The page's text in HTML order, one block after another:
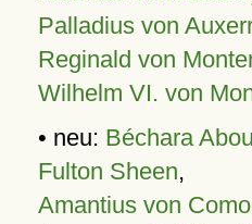
Palladius von
Reginald von
Wilhelm VI. von
• neu: Béchara
Fulton Sheen,
Amantius von Como